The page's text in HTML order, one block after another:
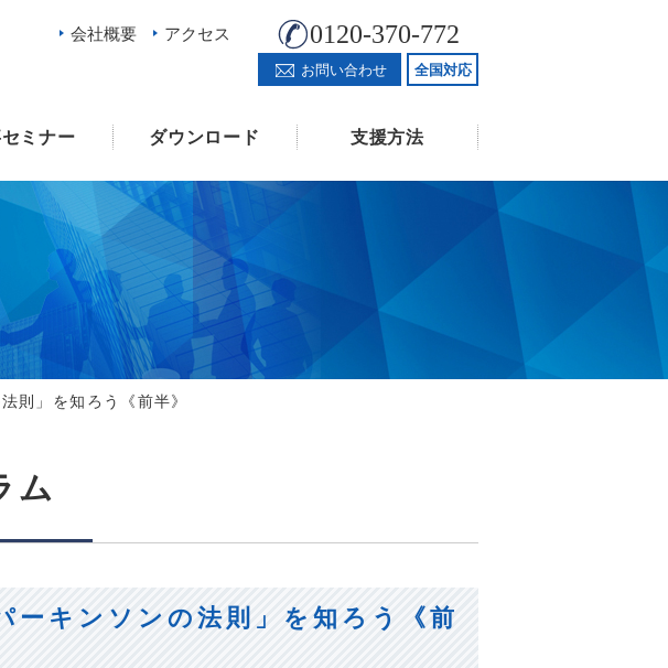
会社概要 アクセス 0120-370-772
お問い合わせ 全国対応
セミナー ダウンロード 支援方法
則」を知ろう《前半》
ム
ーキンソンの法則」を知ろう《前